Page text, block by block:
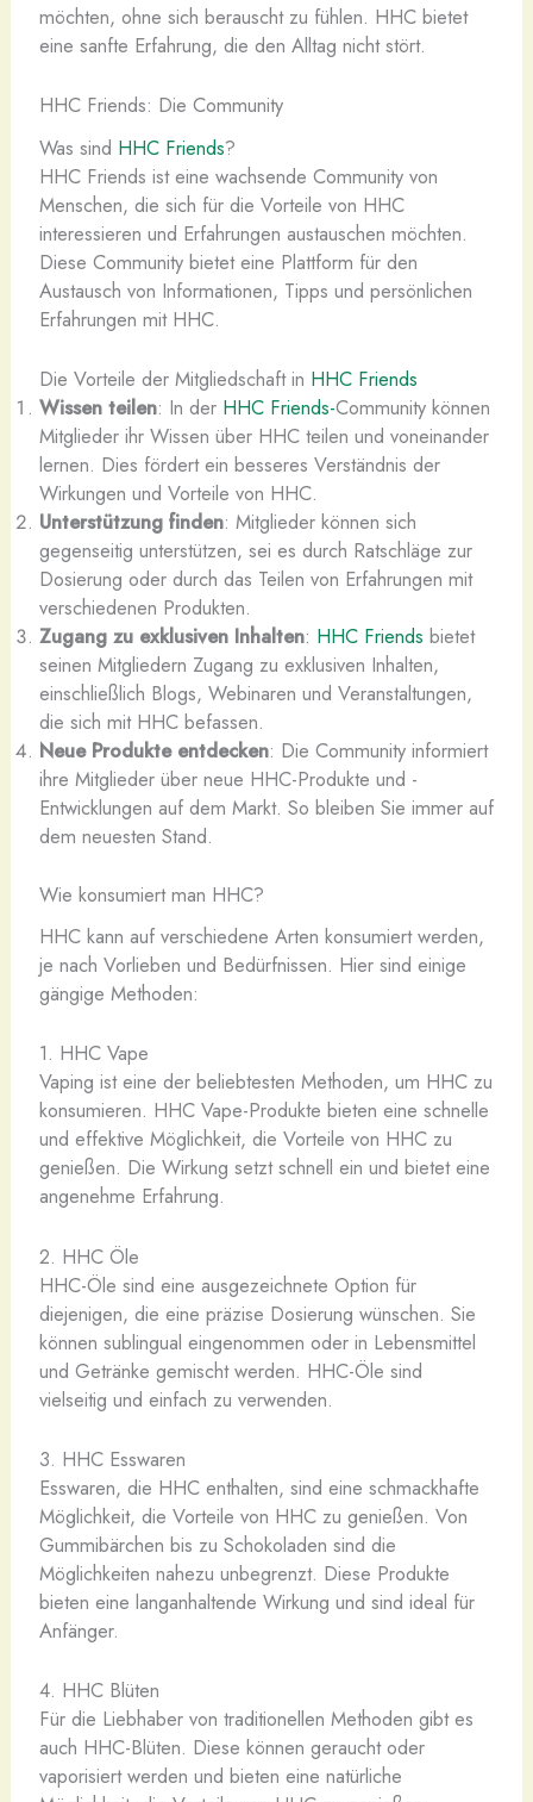
möchten, ohne sich berauscht zu fühlen. HHC bietet
eine sanfte Erfahrung, die den Alltag nicht stört.
HHC Friends: Die Community
Was sind HHC Friends?
HHC Friends ist eine wachsende Community von
Menschen, die sich für die Vorteile von HHC
interessieren und Erfahrungen austauschen möchten.
Diese Community bietet eine Plattform für den
Austausch von Informationen, Tipps und persönlichen
Erfahrungen mit HHC.
Die Vorteile der Mitgliedschaft in HHC Friends
Wissen teilen: In der HHC Friends-Community können
Mitglieder ihr Wissen über HHC teilen und voneinander
lernen. Dies fördert ein besseres Verständnis der
Wirkungen und Vorteile von HHC.
Unterstützung finden: Mitglieder können sich
gegenseitig unterstützen, sei es durch Ratschläge zur
Dosierung oder durch das Teilen von Erfahrungen mit
verschiedenen Produkten.
Zugang zu exklusiven Inhalten: HHC Friends bietet
seinen Mitgliedern Zugang zu exklusiven Inhalten,
einschließlich Blogs, Webinaren und Veranstaltungen,
die sich mit HHC befassen.
Neue Produkte entdecken: Die Community informiert
ihre Mitglieder über neue HHC-Produkte und -
Entwicklungen auf dem Markt. So bleiben Sie immer auf
dem neuesten Stand.
Wie konsumiert man HHC?
HHC kann auf verschiedene Arten konsumiert werden,
je nach Vorlieben und Bedürfnissen. Hier sind einige
gängige Methoden:
1. HHC Vape
Vaping ist eine der beliebtesten Methoden, um HHC zu
konsumieren. HHC Vape-Produkte bieten eine schnelle
und effektive Möglichkeit, die Vorteile von HHC zu
genießen. Die Wirkung setzt schnell ein und bietet eine
angenehme Erfahrung.
2. HHC Öle
HHC-Öle sind eine ausgezeichnete Option für
diejenigen, die eine präzise Dosierung wünschen. Sie
können sublingual eingenommen oder in Lebensmittel
und Getränke gemischt werden. HHC-Öle sind
vielseitig und einfach zu verwenden.
3. HHC Esswaren
Esswaren, die HHC enthalten, sind eine schmackhafte
Möglichkeit, die Vorteile von HHC zu genießen. Von
Gummibärchen bis zu Schokoladen sind die
Möglichkeiten nahezu unbegrenzt. Diese Produkte
bieten eine langanhaltende Wirkung und sind ideal für
Anfänger.
4. HHC Blüten
Für die Liebhaber von traditionellen Methoden gibt es
auch HHC-Blüten. Diese können geraucht oder
vaporisiert werden und bieten eine natürliche